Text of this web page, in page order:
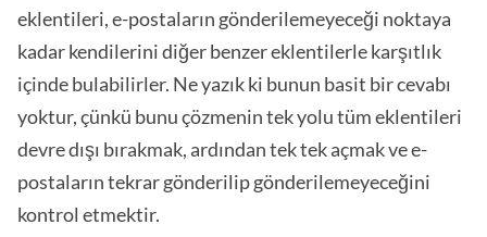
eklentileri, e-postaların gönderilemeyeceği noktaya
kadar kendilerini diğer benzer eklentilerle karşıtlık
içinde bulabilirler. Ne yazık ki bunun basit bir cevabı
yoktur, çünkü bunu çözmenin tek yolu tüm eklentileri
devre dışı bırakmak, ardından tek tek açmak ve e-
postaların tekrar gönderilip gönderilemeyeceğini
kontrol etmektir.